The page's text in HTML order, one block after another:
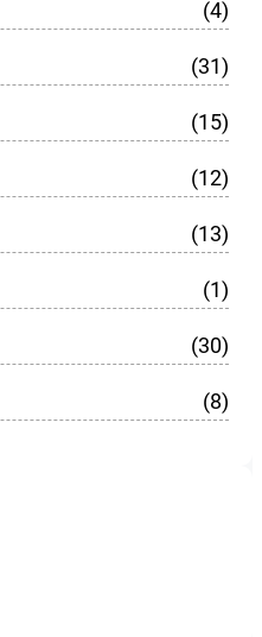
(4)
(31)
(15)
(12)
(13)
(1)
(30)
(8)